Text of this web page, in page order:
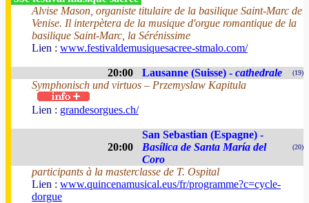
Alvise Mason, organiste titulaire de la basilique Saint-Marc de
Venise. Il interpètera de la musique d'orgue romantique de la
basilique Saint-Marc, la Sérénissime
Lien : www.festivaldemusiquesacree-stmalo.com/
20:00 Lausanne (Suisse) - cathedrale (19)
Symphonisch und virtuos – Przemyslaw Kapitula
Lien : grandesorgues.ch/
20:00
San Sebastian (Espagne) -
Basílica de Santa María del
Coro
(20)
participants à la masterclasse de T. Ospital
Lien : www.quincenamusical.eus/fr/programme?c=cycle-
dorgue